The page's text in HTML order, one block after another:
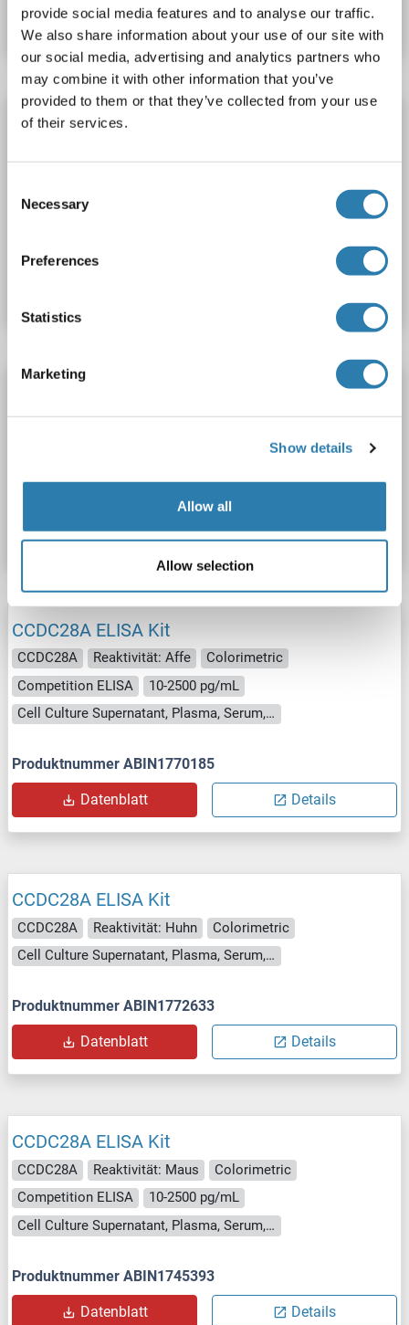
provide social media features and to analyse our traffic.
We also share information about your use of our site with
our social media, advertising and analytics partners who
may combine it with other information that you’ve
provided to them or that they’ve collected from your use
of their services.
Selection
Necessary
Preferences
Statistics
Marketing
Show details
Allow all
Allow selection
Datenblatt Details
CCDC28A ELISA Kit
Produktnummer ABIN1768961
CCDC28A ELISA Kit
CCDC28A Reaktivität: Rind (Kuh)
Colorimetric
Cell Culture Supernatant, Plasma, Serum, Tissue Homogenate
Datenblatt Details
CCDC28A ELISA Kit
CCDC28A Reaktivität: Affe
Colorimetric
Competition ELISA
10-2500 pg/mL
Cell Culture Supernatant, Plasma, Serum, Tissue Homogenate
Produktnummer ABIN1770185
Datenblatt Details
CCDC28A ELISA Kit
CCDC28A Reaktivität: Huhn
Colorimetric
Cell Culture Supernatant, Plasma, Serum, Tissue Homogenate
Produktnummer ABIN1772633
Datenblatt Details
CCDC28A ELISA Kit
CCDC28A Reaktivität: Maus
Colorimetric
Competition ELISA
10-2500 pg/mL
Cell Culture Supernatant, Plasma, Serum, Tissue Homogenate
Produktnummer ABIN1745393
Datenblatt Details